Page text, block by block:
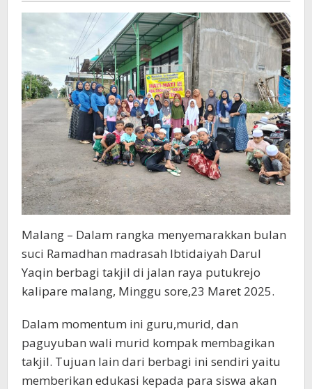
1
Malang – Dalam rangka menyemarakkan bulan
suci Ramadhan madrasah Ibtidaiyah Darul
Yaqin berbagi takjil di jalan raya putukrejo
kalipare malang, Minggu sore,23 Maret 2025.
Dalam momentum ini guru,murid, dan
paguyuban wali murid kompak membagikan
takjil. Tujuan lain dari berbagi ini sendiri yaitu
memberikan edukasi kepada para siswa akan